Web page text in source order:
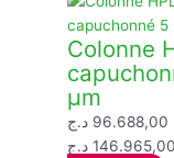
Colonne
µm
96.688,00 د.ج
146.965,00 د.ج